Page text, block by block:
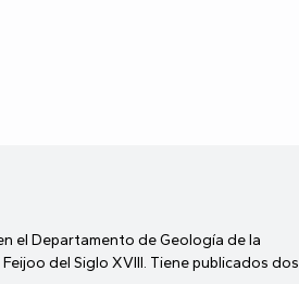
el Departamento de Geología de la
del Siglo XVIII. Tiene publicados dos